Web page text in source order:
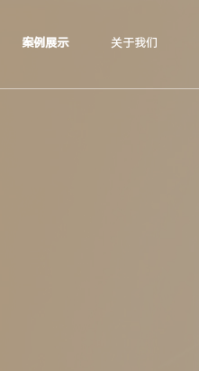
案例展示 关于我们